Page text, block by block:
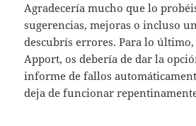
Agradecería mucho que lo
sugerencias, mejoras o incluso
descubrís errores. Para lo último,
Apport, os debería de dar la
informe de fallos
deja de funcionar